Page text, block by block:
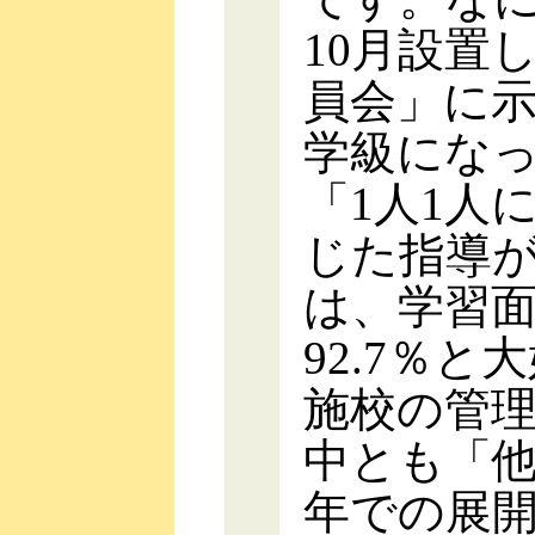
10月設置
員会」に
学級にな
「1人1人
じた指導
は、学習
92.7％と
施校の管
中とも「
年での展